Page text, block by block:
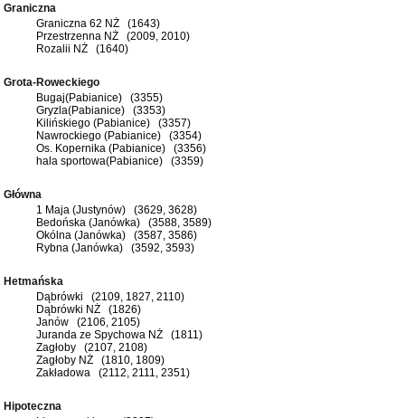
Graniczna
Graniczna 62 NŻ (1643)
Przestrzenna NŻ (2009, 2010)
Rozalii NŻ (1640)
Grota-Roweckiego
Bugaj(Pabianice) (3355)
Gryzla(Pabianice) (3353)
Kilińskiego (Pabianice) (3357)
Nawrockiego (Pabianice) (3354)
Os. Kopernika (Pabianice) (3356)
hala sportowa(Pabianice) (3359)
Główna
1 Maja (Justynów) (3629, 3628)
Bedońska (Janówka) (3588, 3589)
Okólna (Janówka) (3587, 3586)
Rybna (Janówka) (3592, 3593)
Hetmańska
Dąbrówki (2109, 1827, 2110)
Dąbrówki NŻ (1826)
Janów (2106, 2105)
Juranda ze Spychowa NŻ (1811)
Zagłoby (2107, 2108)
Zagłoby NŻ (1810, 1809)
Zakładowa (2112, 2111, 2351)
Hipoteczna